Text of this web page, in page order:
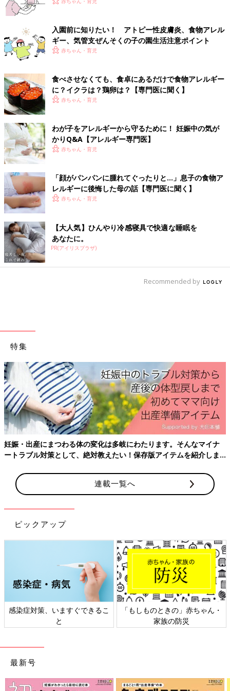
食物アレルギーをむやみに怖がって、ママやパ
パの自己判断で離乳食の開始時期を遅らせた
り、除去食などをしたりするのはNG！ 食物
アレルギーに関する最新の情報を、小児アレル
※記事内容、監修者の肩書、年齢などは2020年1月当時のもので
す。
前の話
急増する子どものア
レルギー。肌のケア
がポイントだった！
専門医に聞く
一覧
次の話
入園前に知りたい！
入園前に知りたい！ アトピー性皮膚炎、食物アレル
ギー、気管支ぜんそくの子の園生活注意ポイント
赤ちゃん・育児
食べさせなくても、食卓にあるだけで食物アレルギー
に？イクラは？鶏卵は？【専門医に聞く】
赤ちゃん・育児
わが子をアレルギーから守るために！ 妊娠中の気が
かりQ&A【アレルギー専門医】
赤ちゃん・育児
「顔がパンパンに腫れてぐったりと…」息子の食物ア
レルギーに後悔した母の話【専門医に聞く】
赤ちゃん・育児
【大人気】ひんやり冷感寝具で快適な睡眠を
あなたに。
PR(アイリスプラザ)
Recommended by
特集
妊娠・出産にまつわる体の変化は多岐にわたります。そんなマイナ
ートラブル対策として、絶対教えたい！保存版アイテムを紹介しま
連載一覧へ
ピックアップ
感染症対策、いますぐできるこ
と
「もしものときの」赤ちゃん・
家族の防災
最新号